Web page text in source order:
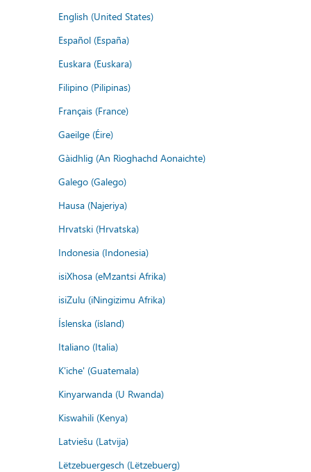
English (United States)
Español (España)
Euskara (Euskara)
Filipino (Pilipinas)
Français (France)
Gaeilge (Éire)
Gàidhlig (An Rìoghachd Aonaichte)
Galego (Galego)
Hausa (Najeriya)
Hrvatski (Hrvatska)
Indonesia (Indonesia)
isiXhosa (eMzantsi Afrika)
isiZulu (iNingizimu Afrika)
Íslenska (ísland)
Italiano (Italia)
K'iche' (Guatemala)
Kinyarwanda (U Rwanda)
Kiswahili (Kenya)
Latviešu (Latvija)
Lëtzebuergesch (Lëtzebuerg)